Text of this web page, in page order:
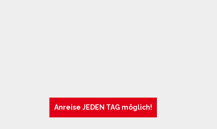
Anreise JEDEN TAG möglich!